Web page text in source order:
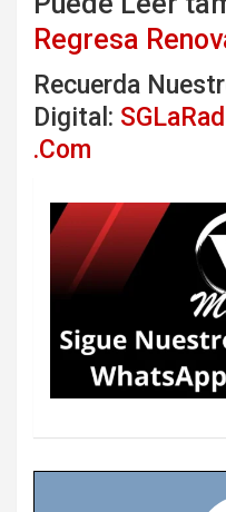
Regresa
Recuerda
Digital:
.Com